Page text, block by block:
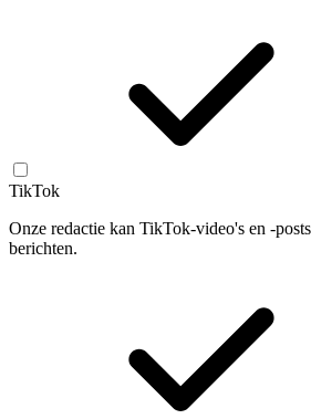
TikTok
Onze redactie kan TikTok-video's en -
berichten.